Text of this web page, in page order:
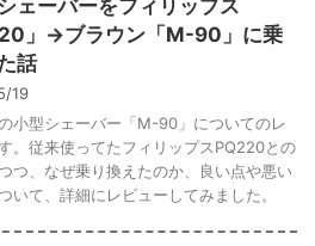
ェーバーをフィリップス
」→ブラウン「M-90」に乗
話
19
小型シェーバー「M-90」についてのレ
。従来使ってたフィリップスPQ220との
つ、なぜ乗り換えたのか、良い点や悪い
いて、詳細にレビューしてみました。